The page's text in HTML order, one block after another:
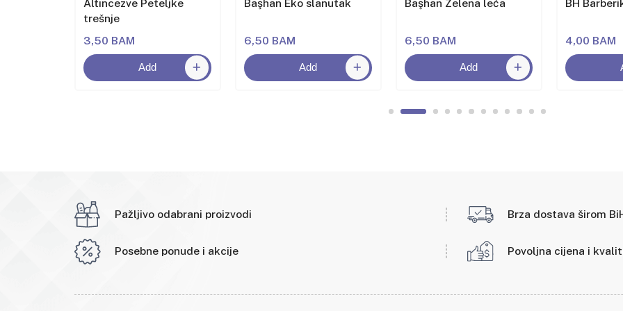
Altıncezve Peteljke
trešnje
3,50 BAM
Add
Başhan Eko slanutak
6,50 BAM
Add
Başhan Zelena leća
6,50 BAM
Add
BH
4,00 BAM
Pažljivo odabrani proizvodi Brza dostava širom
Posebne ponude i akcije Povoljna cijena i